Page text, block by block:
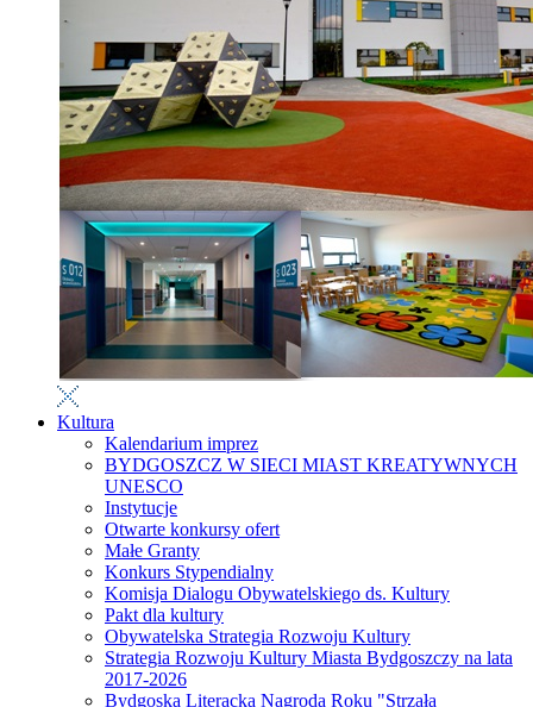
Kultura
Kalendarium imprez
BYDGOSZCZ W SIECI MIAST KREATYWNYCH
UNESCO
Instytucje
Otwarte konkursy ofert
Małe Granty
Konkurs Stypendialny
Komisja Dialogu Obywatelskiego ds. Kultury
Pakt dla kultury
Obywatelska Strategia Rozwoju Kultury
Strategia Rozwoju Kultury Miasta Bydgoszczy na lata
2017-2026
Bydgoska Literacka Nagroda Roku "Strzała